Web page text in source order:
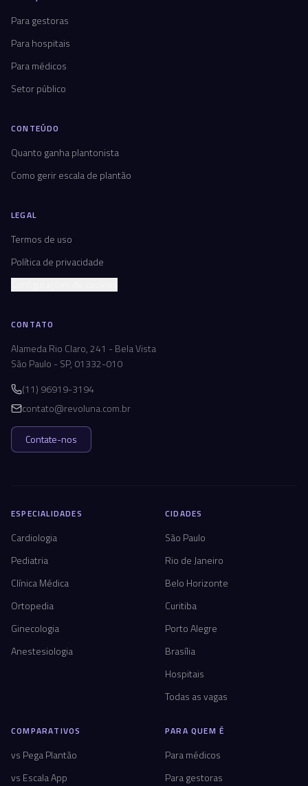
Para gestoras
Para hospitais
Para médicos
Setor público
CONTEÚDO
Quanto ganha plantonista
Como gerir escala de plantão
LEGAL
Termos de uso
Política de privacidade
CONTATO
Alameda Rio Claro, 241 - Bela Vista
São Paulo - SP, 01332-010
(11) 96919-3194
contato@revoluna.com.br
Contate-nos
ESPECIALIDADES
Cardiologia
Pediatria
Clínica Médica
Ortopedia
Ginecologia
Anestesiologia
CIDADES
São Paulo
Rio de Janeiro
Belo Horizonte
Curitiba
Porto Alegre
Brasília
Hospitais
Todas as vagas
COMPARATIVOS
vs Pega Plantão
vs Escala App
PARA QUEM É
Para médicos
Para gestoras